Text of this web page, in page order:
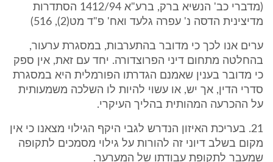
(מדברי כב' הנשיא ברק, ברע"א 1412/94 הסתדרות
מדיצינית הדסה נ' עפרה גלעד ואח' פ"ד מט(2), 516)
ערים אנו לכך כי מדובר בהתערבות, במסגרת ערעור,
בהחלטה מתחום דיני הפרוצדורה. יחד עם זאת, אין ספק
כי מדובר בענין שאמנם הגדרתו הפורמלית היא במסגרת
סדרי הדין, אך יש, או עשוי להיות לו השלכה משמעותית
על ההכרעה המהותית בהליך העיקרי.
21. בעריכת האיזון הנדרש לגבי היקף הגילוי מצאנו כי אין
מקום בשלב דיוני זה להורות על גילוי מסמכים לתקופה
שמעבר לתקופת עבודתו של המערער.